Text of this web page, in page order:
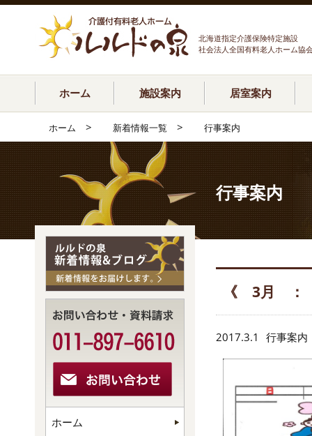
北海道指定介護保険特定施設
社会法人全国有料老人ホーム協
ホーム 施設案内 居室案内
ホーム > 新着情報一覧 > 行事案内
行事案内
《 3月 ：
2017.3.1 行事案内
ホーム